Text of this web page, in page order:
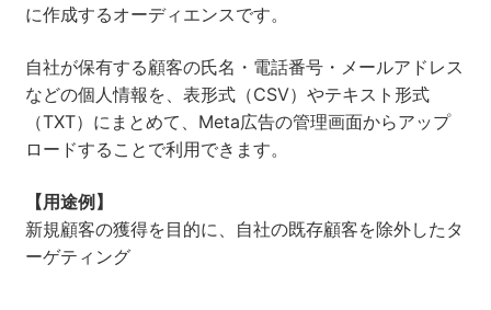
に作成するオーディエンスです。
自社が保有する顧客の氏名・電話番号・メールアドレス
などの個人情報を、表形式（CSV）やテキスト形式
（TXT）にまとめて、Meta広告の管理画面からアップ
ロードすることで利用できます。
【用途例】
新規顧客の獲得を目的に、自社の既存顧客を除外したタ
ーゲティング